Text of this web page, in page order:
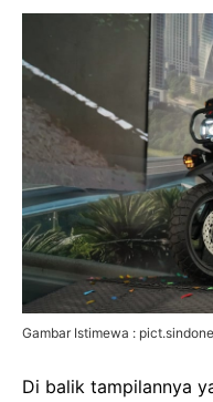
Gambar Istimewa :
Di balik tampilannya